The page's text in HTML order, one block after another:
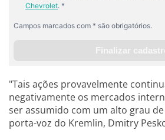
"Tais ações provavelmente
negativamente os mercados
ser assumido com um alto grau
porta-voz do Kremlin, Dmitry